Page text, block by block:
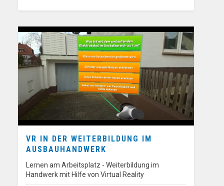
VR IN DER WEITERBILDUNG IM
AUSBAUHANDWERK
Lernen am Arbeitsplatz - Weiterbildung im
Handwerk mit Hilfe von Virtual Reality